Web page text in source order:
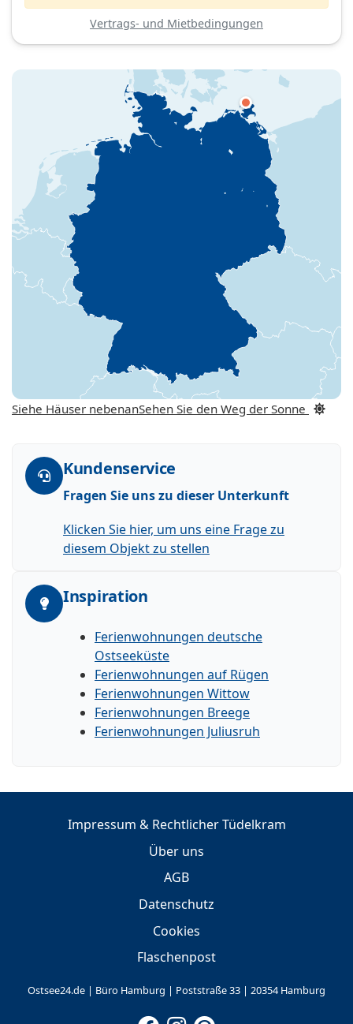
Vertrags- und Mietbedingungen
Siehe Häuser nebenanSehen Sie den Weg der Sonne
Kundenservice
Fragen Sie uns zu dieser Unterkunft
Klicken Sie hier, um uns eine Frage zu
diesem Objekt zu stellen
Inspiration
Ferienwohnungen deutsche
Ostseeküste
Ferienwohnungen auf Rügen
Ferienwohnungen Wittow
Ferienwohnungen Breege
Ferienwohnungen Juliusruh
Impressum & Rechtlicher Tüdelkram
Über uns
AGB
Datenschutz
Cookies
Flaschenpost
Ostsee24.de | Büro Hamburg | Poststraße 33 | 20354 Hamburg